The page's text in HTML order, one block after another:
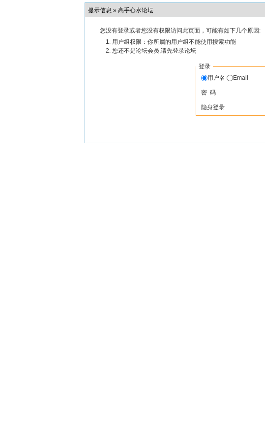
提示信息 » 高手心水论坛
您没有登录或者您没有权限访问此页面，可能有如下几个原因:
用户组权限：你所属的用户组不能使用搜索功能
您还不是论坛会员,请先登录论坛
登录
用户名
Email
密 码
隐身登录